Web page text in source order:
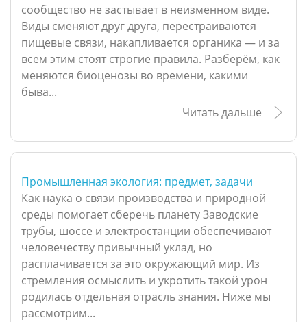
сообщество не застывает в неизменном виде.
Виды сменяют друг друга, перестраиваются
пищевые связи, накапливается органика — и за
всем этим стоят строгие правила. Разберём, как
меняются биоценозы во времени, какими
быва...
Читать дальше
Промышленная экология: предмет, задачи
Как наука о связи производства и природной
среды помогает сберечь планету Заводские
трубы, шоссе и электростанции обеспечивают
человечеству привычный уклад, но
расплачивается за это окружающий мир. Из
стремления осмыслить и укротить такой урон
родилась отдельная отрасль знания. Ниже мы
рассмотрим...